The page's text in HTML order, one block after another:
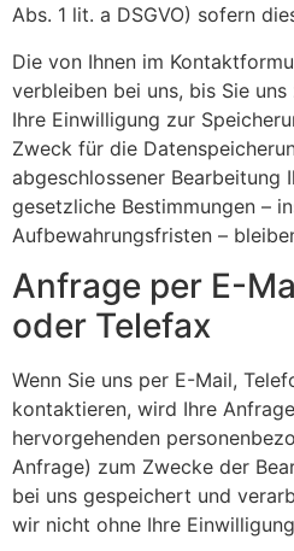
Abs. 1 lit. a DSGVO) sofern
Die von Ihnen im
verbleiben bei uns, bis Sie
Ihre Einwilligung zur
Zweck für die
abgeschlossener Bearbeitung
gesetzliche Bestimmungen –
Aufbewahrungsfristen –
Anfrage per E-
oder Telefax
Wenn Sie uns per E-Mail,
kontaktieren, wird Ihre
hervorgehenden
Anfrage) zum Zwecke der
bei uns gespeichert und
wir nicht ohne Ihre